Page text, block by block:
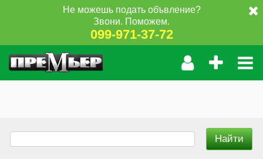
Не можешь подать объвление?
Звони. Поможем.
099-971-37-72